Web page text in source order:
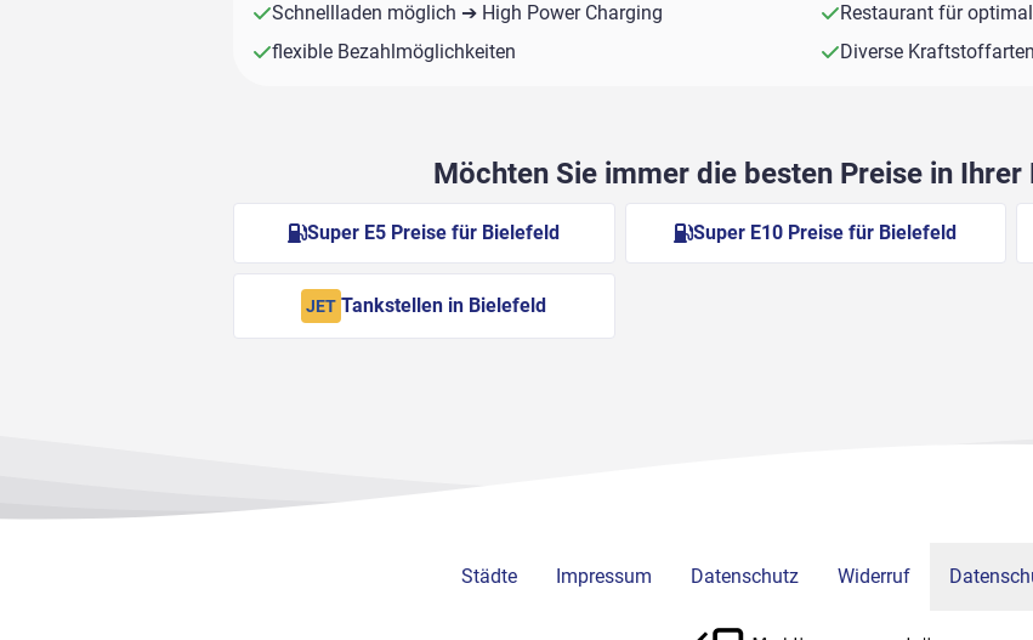
Schnellladen möglich ➔ High Power Charging
Restaurant für
flexible Bezahlmöglichkeiten
Diverse
Möchten Sie immer die besten Preise in Ihrer
Super E5 Preise für Bielefeld Super E10 Preise für Bielefeld
JET Tankstellen in Bielefeld
Städte Impressum Datenschutz Widerruf